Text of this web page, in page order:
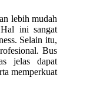
lebih mudah
ini sangat
Selain itu,
Bus
jelas dapat
memperkuat